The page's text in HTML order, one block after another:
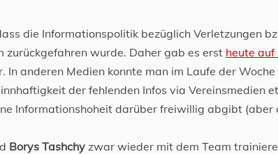
die Informationspolitik bezüglich Verletzungen
wurde. Daher gab es erst heute auf
In anderen Medien konnte man im Laufe der Woche
der fehlenden Infos via Vereinsmedien
Informationshoheit darüber freiwillig abgibt (aber
Borys Tashchy zwar wieder mit dem Team